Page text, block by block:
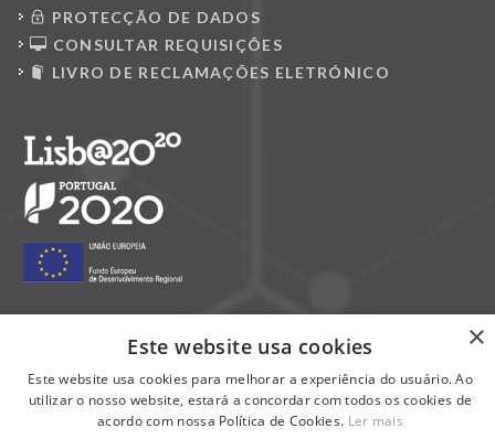
PROTECÇÃO DE DADOS
CONSULTAR REQUISIÇÕES
LIVRO DE RECLAMAÇÕES ELETRÓNICO
×
Este website usa cookies
Este website usa cookies para melhorar a experiência do usuário. Ao
utilizar o nosso website, estará a concordar com todos os cookies de
acordo com nossa Política de Cookies. Ler mais